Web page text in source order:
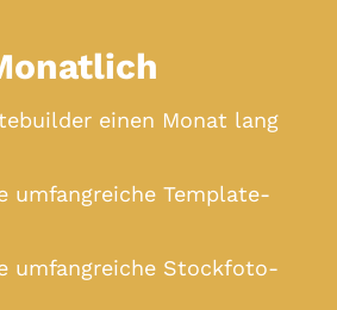
einen Monat lang
umfangreiche Template-
umfangreiche Stockfoto-